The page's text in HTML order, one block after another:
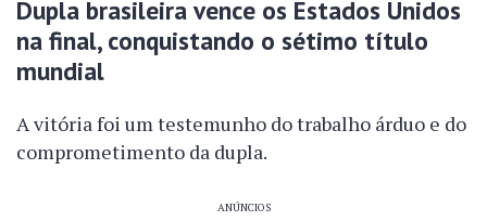
Dupla brasileira vence os Estados Unidos
na final, conquistando o sétimo título
mundial
A vitória foi um testemunho do trabalho árduo e do
comprometimento da dupla.
ANÚNCIOS